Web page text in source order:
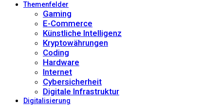
Themenfelder
Gaming
E-Commerce
Künstliche Intelligenz
Kryptowährungen
Coding
Hardware
Internet
Cybersicherheit
Digitale Infrastruktur
Digitalisierung